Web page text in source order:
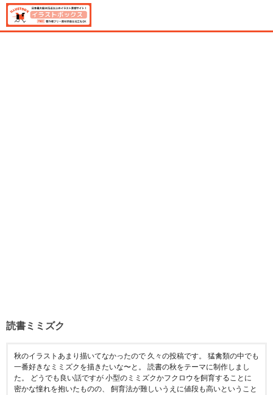
読書ミミズク
秋のイラストあまり描いてなかったので 久々の投稿です。 猛禽類の中でも
一番好きなミミズクを描きたいな〜と。 読書の秋をテーマに制作しまし
た。 どうでも良い話ですが 小型のミミズクかフクロウを飼育することに
密かな憧れを抱いたものの、 飼育法が難しいうえに値段も高いということ